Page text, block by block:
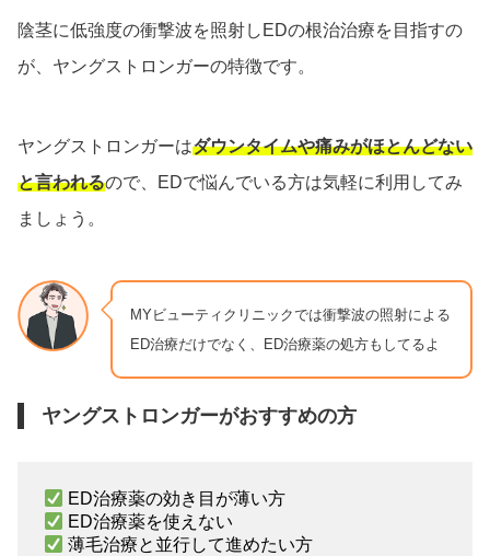
陰茎に低強度の衝撃波を照射しEDの根治治療を目指すの
が、ヤングストロンガーの特徴です。
ヤングストロンガーはダウンタイムや痛みがほとんどない
と言われるので、EDで悩んでいる方は気軽に利用してみ
ましょう。
MYビューティクリニックでは衝撃波の照射による
ED治療だけでなく、ED治療薬の処方もしてるよ
ヤングストロンガーがおすすめの方
ED治療薬の効き目が薄い方
ED治療薬を使えない
薄毛治療と並行して進めたい方